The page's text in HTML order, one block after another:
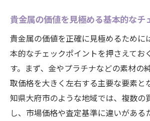
貴金属の価値を見極める基本的なチ
貴金属の価値を正確に見極めるために
本的なチェックポイントを押さえてお
す。まず、金やプラチナなどの素材の
取価格を大きく左右する主要な要素と
知県大府市のような地域では、複数の
し、市場価格や査定基準に違いがある